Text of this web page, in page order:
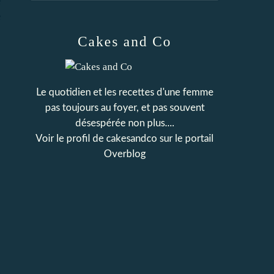
Cakes and Co
Le quotidien et les recettes d'une femme
pas toujours au foyer, et pas souvent
désespérée non plus....
Voir le profil de cakesandco sur le portail
Overblog